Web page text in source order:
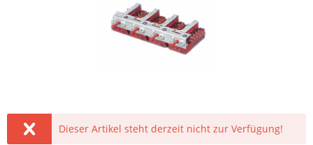
Dieser Artikel steht derzeit nicht zur Verfügung!